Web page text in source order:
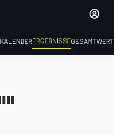
KALENDERERGEBNISSE